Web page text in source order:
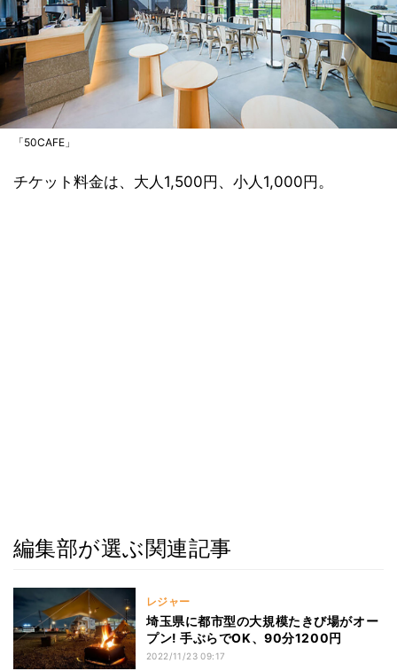
「50CAFE」
チケット料金は、大人1,500円、小人1,000円。
編集部が選ぶ関連記事
レジャー
埼玉県に都市型の大規模たきび場がオー
プン! 手ぶらでOK、90分1200円
2022/11/23 09:17